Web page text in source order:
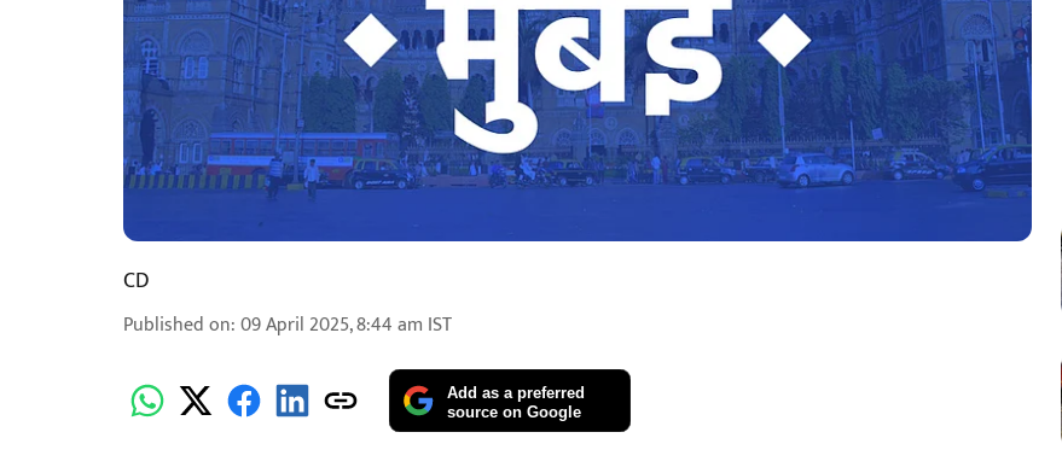
CD
Published on:09 April 2025, 8:44 am IST
Add as a preferred
source on Google